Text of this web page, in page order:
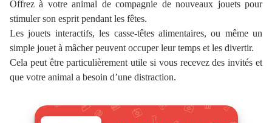
Offrez à votre animal de compagnie de nouveaux jouets pour
stimuler son esprit pendant les fêtes.
Les jouets interactifs, les casse-têtes alimentaires, ou même un
simple jouet à mâcher peuvent occuper leur temps et les divertir.
Cela peut être particulièrement utile si vous recevez des invités et
que votre animal a besoin d’une distraction.